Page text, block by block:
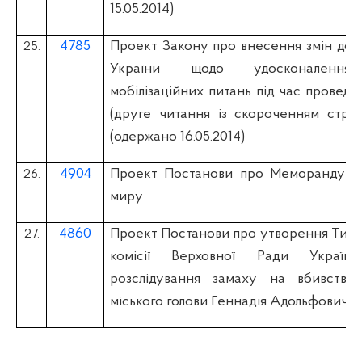
15.05.2014)
25. 4785
Проект Закону про внесення змін до
України щодо
мобілізаційних питань під час
(друге читання із скороченням
(одержано 16.05.2014)
26. 4904
Проект Постанови про Меморандум
миру
27. 4860
Проект Постанови про утворення
комісії Верховної Ради
розслідування замаху на вбивство
міського голови Геннадія